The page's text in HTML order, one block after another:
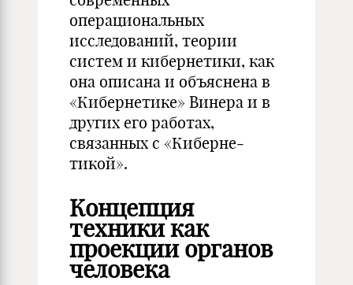
операциональных
исследований, теории
систем и кибернетики, как
она описана и объяснена в
«Ки­бернетике» Винера и в
других его работах,
связанных с «Киберне­
тикой».
Концепция
техники как
проекции органов
человека